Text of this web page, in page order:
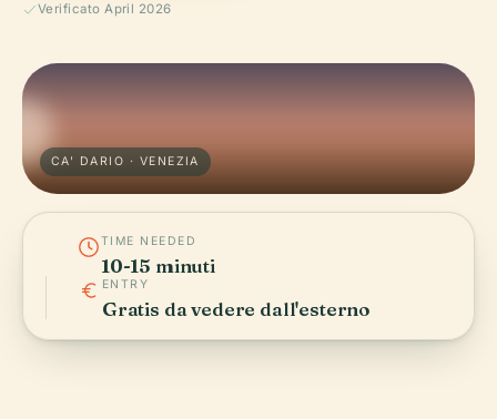
Verificato April 2026
CA' DARIO · VENEZIA
TIME NEEDED
10-15 minuti
ENTRY
Gratis da vedere dall'esterno